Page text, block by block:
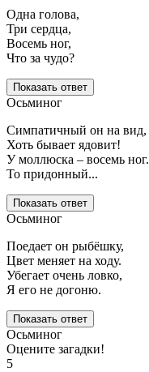
Одна голова,
Три сердца,
Восемь ног,
Что за чудо?
Показать ответ
Осьминог
Симпатичный он на вид,
Хоть бывает ядовит!
У моллюска – восемь ног.
То придонный...
Показать ответ
Осьминог
Поедает он рыбёшку,
Цвет меняет на ходу.
Убегает очень ловко,
Я его не догоню.
Показать ответ
Осьминог
Оцените загадки!
5